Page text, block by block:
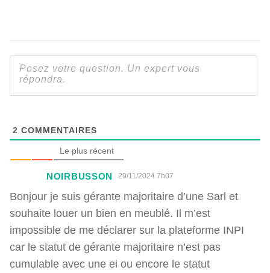
2 COMMENTAIRES
Le plus récent
NOIRBUSSON 29/11/2024 7h07
Bonjour je suis gérante majoritaire d’une Sarl et
souhaite louer un bien en meublé. Il m’est
impossible de me déclarer sur la plateforme INPI
car le statut de gérante majoritaire n’est pas
cumulable avec une ei ou encore le statut